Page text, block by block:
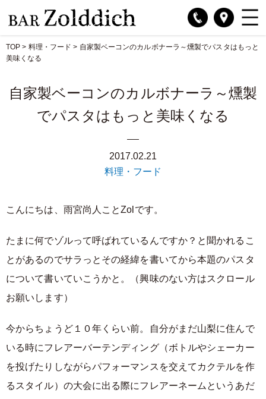
TOP > 料理・フード > 自家製ベーコンのカルボナーラ～燻製でパスタはもっと
美味くなる
自家製ベーコンのカルボナーラ～燻製
でパスタはもっと美味くなる
2017.02.21
料理・フード
こんにちは、雨宮尚人ことZolです。
たまに何でゾルって呼ばれているんですか？と聞かれるこ
とがあるのでサラっとその経緯を書いてから本題のパスタ
について書いていこうかと。（興味のない方はスクロール
お願いします）
今からちょうど１０年くらい前。自分がまだ山梨に住んで
いる時にフレアーバーテンディング（ボトルやシェーカー
を投げたりしながらパフォーマンスを交えてカクテルを作
るスタイル）の大会に出る際にフレアーネームというあだ